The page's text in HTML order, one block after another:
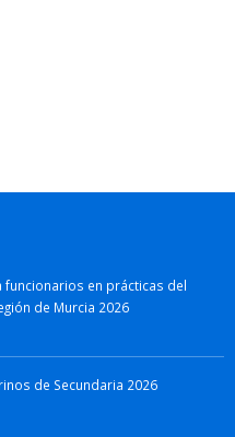
en prácticas del
de Murcia 2026
de Secundaria 2026